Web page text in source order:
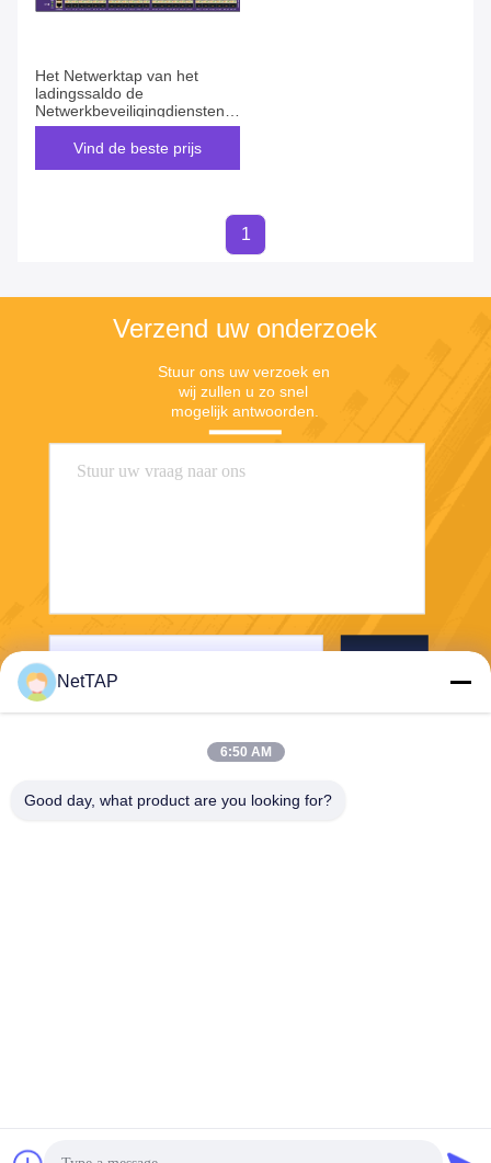
Het Netwerktap van het
ladingssaldo de
Netwerkbeveiligingdiensten
met UDF-Gelijke en
Gegevens het Filtreren
Vind de beste prijs
1
Verzend uw onderzoek
Stuur ons uw verzoek en
wij zullen u zo snel
mogelijk antwoorden.
NetTAP
6:50 AM
Good day, what product are you looking for?